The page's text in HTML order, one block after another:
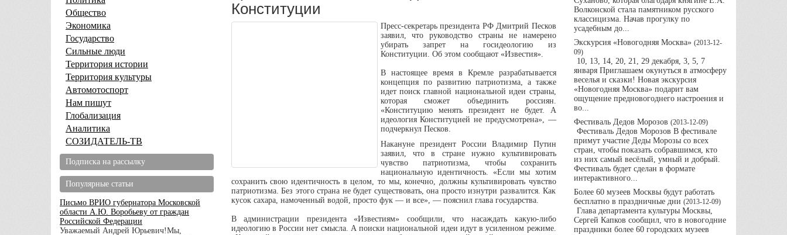
Общество
Экономика
Государство
Сильные люди
Территория истории
Территория культуры
Автомотоспорт
Нам пишут
Глобализация
Аналитика
СОЗИДАТЕЛЬ-ТВ
Подписка на рассылку
Популярные статьи
Письмо ВРИО губернатора Московской
области А.Ю. Воробьеву от граждан
Российской Федерации
Уважаемый Андрей Юрьевич!Мы,
Конституции
Пресс-секретарь президента РФ Дмитрий Песков
заявил, что руководство страны не намерено
убирать запрет на госидеологию из
Конституции. Об этом сообщают «Известия».
В настоящее время в Кремле разрабатывается
концепция по развитию патриотизма, а также
идет поиск главной национальной идеи страны,
которая сможет объединить россиян.
«Конституцию менять президент не будет. А
идеология Конституцией не предусмотрена», —
подчеркнул Песков.
Накануне президент России Владимир Путин
заявил, что в стране нужно культивировать
чувство патриотизма, чтобы сохранить
национальную идентичность. «Если мы хотим
сохранить свою идентичность в целом, то мы, конечно, должны культивировать чувство
патриотизма. Без этого страна не будет существовать, она просто изнутри развалится. Как
кусок сахара, намоченный водой, просто фук — и все», — пояснил глава государства.
В администрации президента «Известиям» сообщили, что насаждать какую-либо
идеологию в России нет смысла. А поиски национальной идеи идут в усиленном режиме.
Волконской стала памятником русского
классицизма. Начав прогулку по
усадебным до...
Экскурсия «Новогодняя Москва» (2013-12-
09)
10, 13, 14, 20, 21, 29 декабря, 3, 5, 7
января Приглашаем окунуться в атмосферу
веселья и сказки! Новая экскурсия
«Новогодняя Москва» подарит вам
ощущение предновогоднего настроения и
во...
Фестиваль Дедов Морозов (2013-12-09)
Фестиваль Дедов Морозов В фестивале
примут участие Деды Морозы со всех
стран, чтобы показать собравшимся, кто
из них самый весёлый, умный и добрый.
Фестиваль будет сделан в формате
интерактивного...
Более 60 музеев Москвы будут работать
бесплатно в праздничные дни (2013-12-09)
Глава департамента культуры Москвы,
Сергей Капков сообщил, что в новогодние
праздники более 60 городских музеев